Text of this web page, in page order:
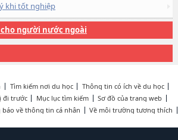
khi tốt nghiệp
người nước ngoài
Tìm kiếm nơi du học
Thông tin có ích về du học
đi trước
Mục lục tìm kiếm
Sơ đồ của trang web
báo về thông tin cá nhân Về môi trường tương thích